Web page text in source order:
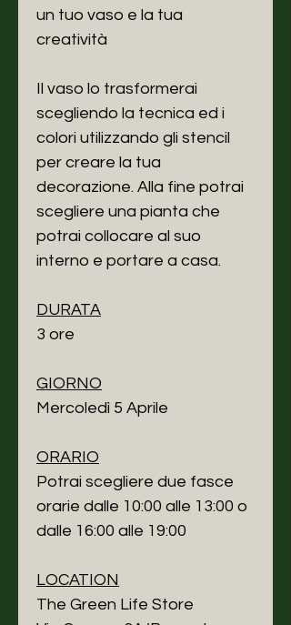
un tuo vaso e la tua
creatività
Il vaso lo trasformerai
scegliendo la tecnica ed i
colori utilizzando gli stencil
per creare la tua
decorazione. Alla fine potrai
scegliere una pianta che
potrai collocare al suo
interno e portare a casa.
DURATA
3 ore
GIORNO
Mercoledì 5 Aprile
ORARIO
Potrai scegliere due fasce
orarie dalle 10:00 alle 13:00 o
dalle 16:00 alle 19:00
LOCATION
The Green Life Store